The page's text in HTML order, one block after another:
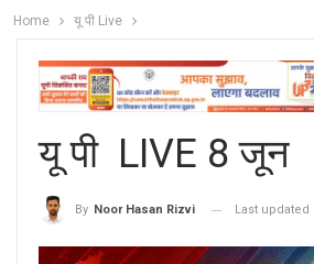
Home यू पी Live
यू पी LIVE 8 जून
By Noor Hasan Rizvi Last updated